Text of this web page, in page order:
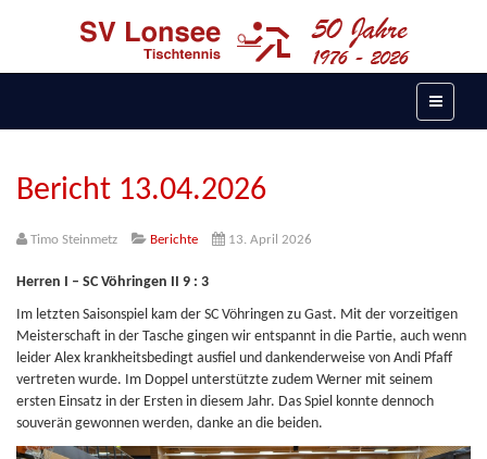
Bericht 13.04.2026
Timo Steinmetz Berichte 13. April 2026
Herren I – SC Vöhringen II 9 : 3
Im letzten Saisonspiel kam der SC Vöhringen zu Gast. Mit der vorzeitigen
Meisterschaft in der Tasche gingen wir entspannt in die Partie, auch wenn
leider Alex krankheitsbedingt ausfiel und dankenderweise von Andi Pfaff
vertreten wurde. Im Doppel unterstützte zudem Werner mit seinem
ersten Einsatz in der Ersten in diesem Jahr. Das Spiel konnte dennoch
souverän gewonnen werden, danke an die beiden.